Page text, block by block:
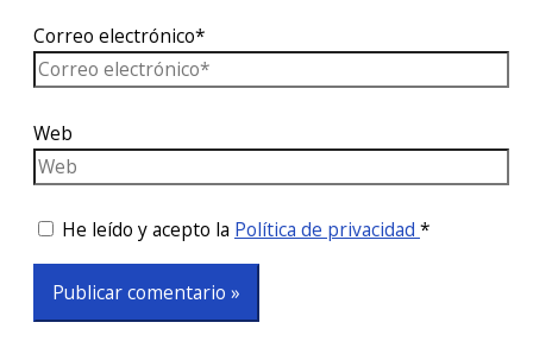
Correo electrónico*
Web
He leído y acepto la Política de privacidad *